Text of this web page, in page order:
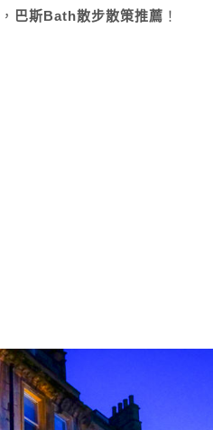
， 巴斯Bath散步散策推薦 ！